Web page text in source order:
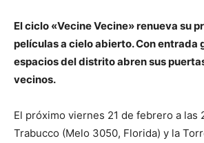
El ciclo «Vecine Vecine» renueva su
películas a cielo abierto. Con entrada
espacios del distrito abren sus
vecinos.
El próximo viernes 21 de febrero a las
Trabucco (Melo 3050, Florida) y la